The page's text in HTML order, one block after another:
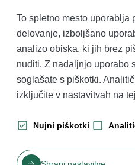
Finančno opismenjevanje
Pravni okvir
Banka Slovenije, Slovenska
To spletno mesto uporablja
delovanje, izboljšano
analizo obiska, ki jih brez
nuditi. Z nadaljnjo uporabo
soglašate s piškotki.
izključite v nastavitvah na
Nujni piškotki